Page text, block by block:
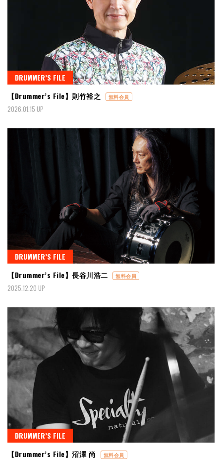
DRUMMER’S FILE
【Drummer’s File】則竹裕之
無料会員
2026.01.15 UP
DRUMMER’S FILE
【Drummer’s File】長谷川浩二
無料会員
2025.12.20 UP
DRUMMER’S FILE
【Drummer’s File】沼澤 尚
無料会員